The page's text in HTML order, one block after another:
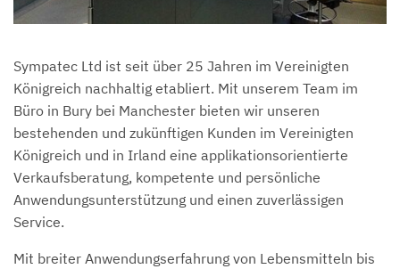
Sympatec Ltd ist seit über 25 Jahren im Vereinigten
Königreich nachhaltig etabliert. Mit unserem Team im
Büro in Bury bei Manchester bieten wir unseren
bestehenden und zukünftigen Kunden im Vereinigten
Königreich und in Irland eine applikationsorientierte
Verkaufsberatung, kompetente und persönliche
Anwendungsunterstützung und einen zuverlässigen
Service.
Mit breiter Anwendungserfahrung von Lebensmitteln bis